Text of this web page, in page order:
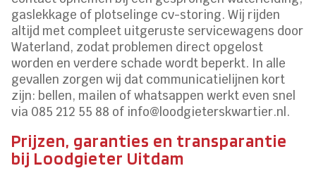
gaslekkage of plotselinge cv-storing. Wij rijden
altijd met compleet uitgeruste servicewagens door
Waterland, zodat problemen direct opgelost
worden en verdere schade wordt beperkt. In alle
gevallen zorgen wij dat communicatielijnen kort
zijn: bellen, mailen of whatsappen werkt even snel
via 085 212 55 88 of info@loodgieterskwartier.nl.
Prijzen, garanties en transparantie
bij Loodgieter Uitdam